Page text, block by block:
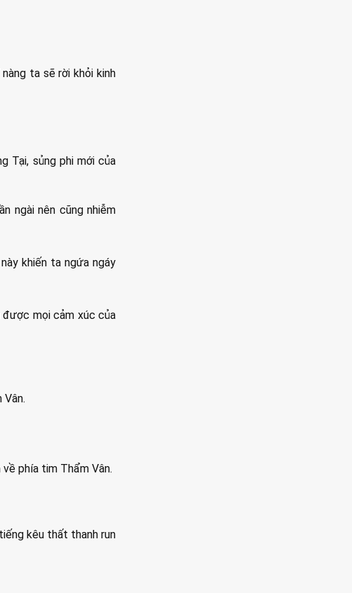
ta sẽ rời khỏi kinh
Tại, sủng phi mới của
ngài nên cũng nhiễm
khiến ta ngứa ngáy
được mọi cảm xúc của
phía tim Thẩm Vân.
kêu thất thanh run